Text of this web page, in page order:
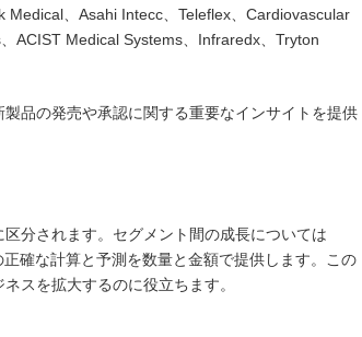
、Asahi Intecc、Teleflex、Cardiovascular
ACIST Medical Systems、Infraredx、Tryton
品の発売や承認に関する重要なインサイトを提供
分されます。セグメント間の成長については
確な計算と予測を数量と金額で提供します。この
スを拡大するのに役立ちます。